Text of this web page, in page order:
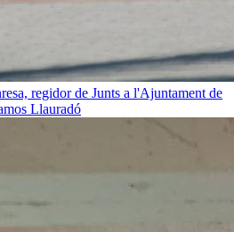
regidor de Junts a l'Ajuntament de
Llauradó